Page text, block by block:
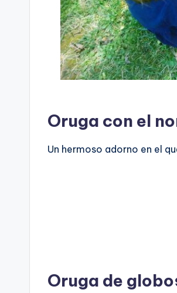
Oruga con el
Un hermoso adorno en el
Oruga de